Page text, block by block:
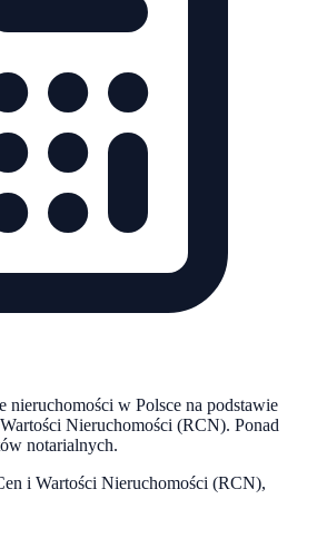
nieruchomości w Polsce na podstawie
Nieruchomości (RCN). Ponad
notarialnych.
i Wartości Nieruchomości (RCN),